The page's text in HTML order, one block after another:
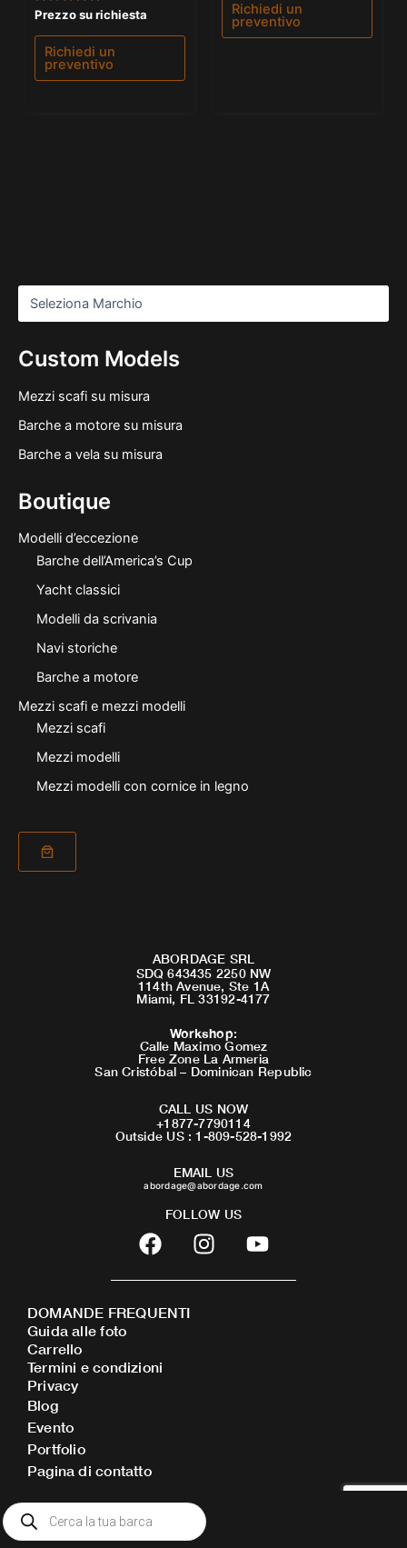
Custom Models
Mezzi scafi su misura
Barche a motore su misura
Barche a vela su misura
Boutique
Modelli d’eccezione
Barche dell’America’s Cup
Yacht classici
Modelli da scrivania
Navi storiche
Barche a motore
Mezzi scafi e mezzi modelli
Mezzi scafi
Mezzi modelli
Mezzi modelli con cornice in legno
Valutato
0
su
Prezzo su richiesta
Richiedi un
preventivo
Richiedi un
preventivo
ABORDAGE SRL
SDQ 643435 2250 NW
114th Avenue, Ste 1A
Miami, FL 33192-4177
Workshop:
Calle Maximo Gomez
Free Zone La Armeria
San Cristóbal – Dominican Republic
CALL US NOW
+1877-7790114
Outside US : 1-809-528-1992
EMAIL US
abordage@abordage.com
FOLLOW US
F
a
c
b
o
I
n
s
Y
o
u
DOMANDE FREQUENTI
Guida alle foto
Carrello
Termini e condizioni
Privacy
Blog
Evento
Portfolio
Pagina di contatto
Ricerca
prodotti